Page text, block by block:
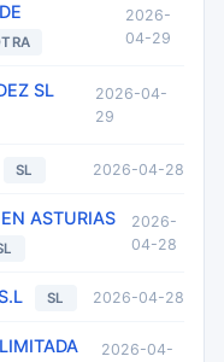
2026-
04-29
SL
2026-04-
29
SL 2026-04-28
ASTURIAS
2026-
04-28
SL 2026-04-28
2026-04-